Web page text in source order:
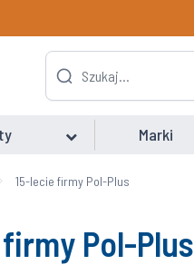
Marki
15-lecie firmy Pol-Plus
Pol-Plus